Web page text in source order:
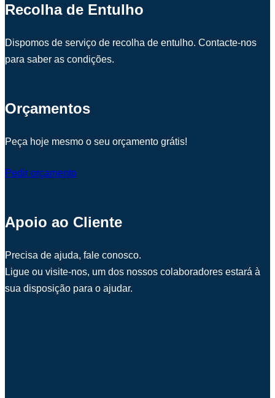
Recolha de Entulho
Dispomos de serviço de recolha de entulho. Contacte-nos
para saber as condições.
Orçamentos
Peça hoje mesmo o seu orçamento grátis!
Pedir orçamento
Apoio ao Cliente
Precisa de ajuda, fale conosco.
Ligue ou visite-nos, um dos nossos colaboradores estará à
sua disposição para o ajudar.